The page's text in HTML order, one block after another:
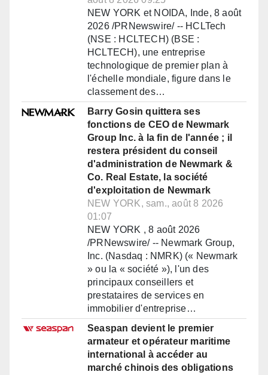
NEW YORK et NOIDA, Inde, 8 août
2026 /PRNewswire/ -- HCLTech
(NSE : HCLTECH) (BSE :
HCLTECH), une entreprise
technologique de premier plan à
l'échelle mondiale, figure dans le
classement des…
Barry Gosin quittera ses
fonctions de CEO de Newmark
Group Inc. à la fin de l'année ; il
restera président du conseil
d'administration de Newmark &
Co. Real Estate, la société
d'exploitation de Newmark
NEW YORK, sam., août 8 2026
01:07
NEW YORK , 8 août 2026
/PRNewswire/ -- Newmark Group,
Inc. (Nasdaq : NMRK) (« Newmark
» ou la « société »), l'un des
principaux conseillers et
prestataires de services en
immobilier d'entreprise…
Seaspan devient le premier
armateur et opérateur maritime
international à accéder au
marché chinois des obligations